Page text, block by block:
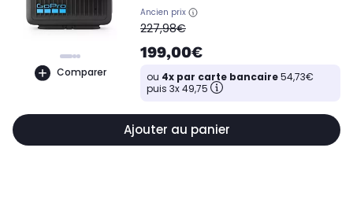
Comparer
Ancien prix
oldPrice
227,98€
199,00€
ou 4x par carte bancaire54,73€
puis 3x 49,75
Ajouter au panier